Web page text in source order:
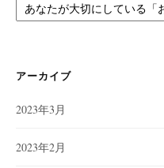
テ
ー
アーカイブ
2023年3月
2023年2月